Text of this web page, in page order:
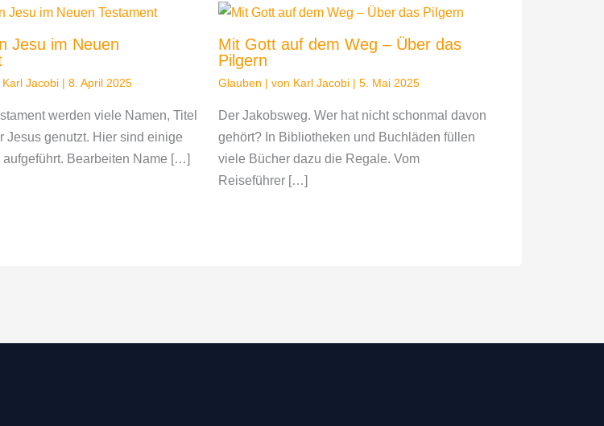
Jesu im Neuen
Karl Jacobi | 8. April 2025
werden viele Namen, Titel
Jesus genutzt. Hier sind einige
aufgeführt. Bearbeiten Name […]
Mit Gott auf dem Weg – Über das
Pilgern
Glauben | von Karl Jacobi |5. Mai 2025
Der Jakobsweg. Wer hat nicht schonmal davon
gehört? In Bibliotheken und Buchläden füllen
viele Bücher dazu die Regale. Vom
Reiseführer […]